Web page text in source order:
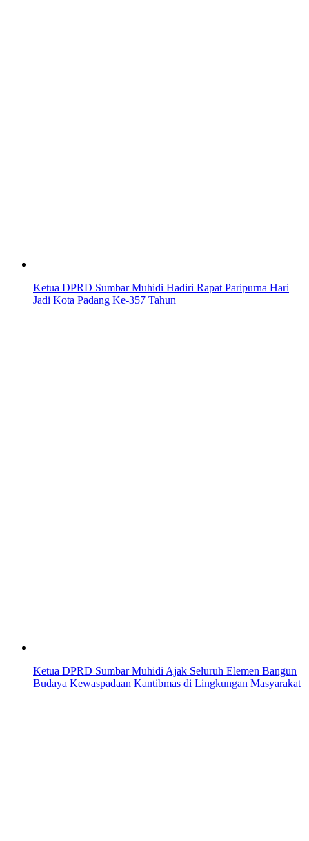
Ketua DPRD Sumbar Muhidi Hadiri Rapat Paripurna Hari
Jadi Kota Padang Ke-357 Tahun
Ketua DPRD Sumbar Muhidi Ajak Seluruh Elemen Bangun
Budaya Kewaspadaan Kantibmas di Lingkungan Masyarakat